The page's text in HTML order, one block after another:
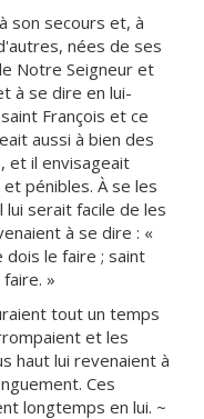
son secours et, à
nées de ses
Notre Seigneur et
à se dire en lui-
François et ce
aussi à bien des
et il envisageait
pénibles. À se les
serait facile de les
à se dire : «
dois le faire ; saint
»
tout un temps
et les
haut lui revenaient à
Ces
longtemps en lui. ~